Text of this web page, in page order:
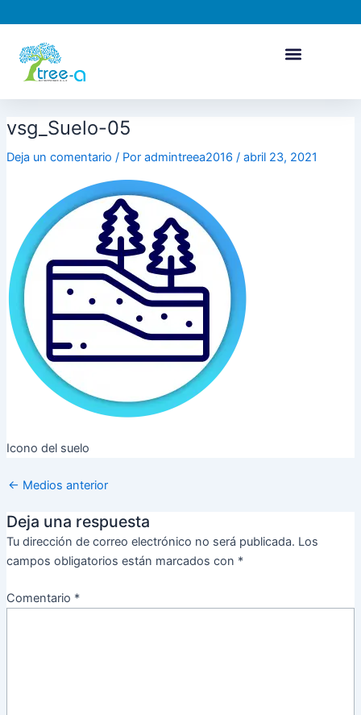
al
contenido
vsg_Suelo-05
Deja un comentario / Por admintreea2016 / abril 23, 2021
Icono del suelo
de
entradas
← Medios anterior
Deja una respuesta
Tu dirección de correo electrónico no será publicada. Los
campos obligatorios están marcados con *
Comentario *